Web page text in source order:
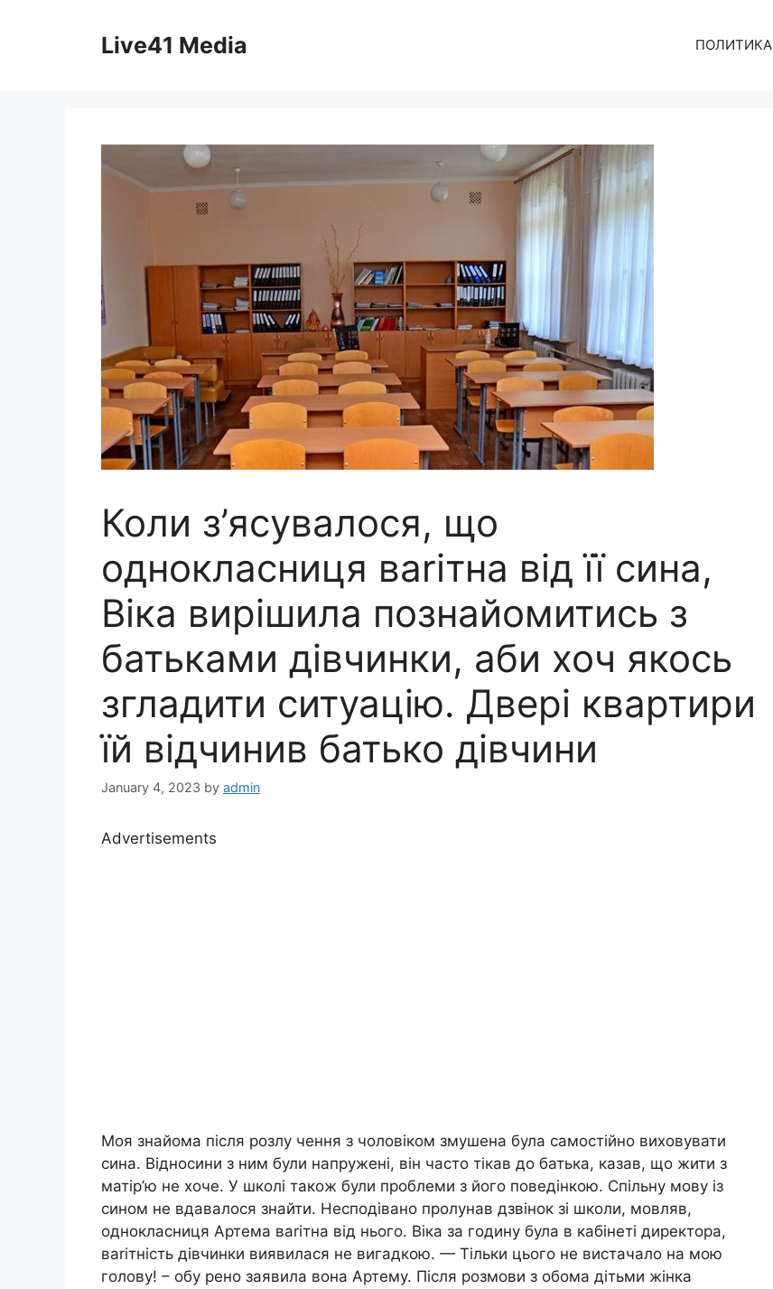
Live41 Media ПОЛИТИКА
Коли з’ясувалося, що
однокласниця ваrітна від її сина,
Віка вирішила познайомитись з
батьками дівчинки, аби хоч якось
згладити ситуацію. Двері квартири
їй відчинив батько дівчини
January 4, 2023 by admin
Advertisements
Моя знайома після розлу чення з чоловіком змушена була самостійно виховувати
сина. Відносини з ним були напружені, він часто тікав до батька, казав, що жити з
матір’ю не хоче. У школі також були проблеми з його поведінкою. Спільну мову із
сином не вдавалося знайти. Несподівано пролунав дзвінок зі школи, мовляв,
однокласниця Артема ваrітна від нього. Віка за годину була в кабінеті директора,
ваrітність дівчинки виявилася не вигадкою. — Тільки цього не вистачало на мою
голову! – обу рено заявила вона Артему. Після розмови з обома дітьми жінка